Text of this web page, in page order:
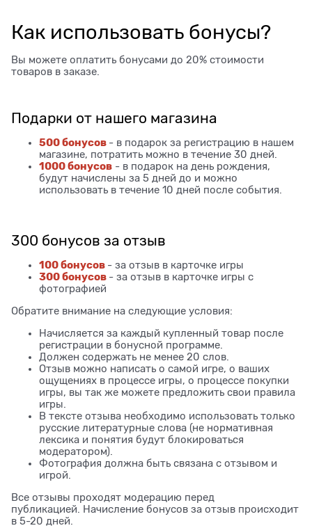
Как использовать бонусы?
Вы можете оплатить бонусами до 20% стоимости
товаров в заказе.
Подарки от нашего магазина
500 бонусов - в подарок за регистрацию в нашем
магазине, потратить можно в течение 30 дней.
1000 бонусов - в подарок на день рождения,
будут начислены за 5 дней до и можно
использовать в течение 10 дней после события.
300 бонусов за отзыв
100 бонусов - за отзыв в карточке игры
300 бонусов - за отзыв в карточке игры с
фотографией
Обратите внимание на следующие условия:
Начисляется за каждый купленный товар после
регистрации в бонусной программе.
Должен содержать не менее 20 слов.
Отзыв можно написать о самой игре, о ваших
ощущениях в процессе игры, о процессе покупки
игры, вы так же можете предложить свои правила
игры.
В тексте отзыва необходимо использовать только
русские литературные слова (не нормативная
лексика и понятия будут блокироваться
модератором).
Фотография должна быть связана с отзывом и
игрой.
Все отзывы проходят модерацию перед
публикацией. Начисление бонусов за отзыв происходит
в 5-20 дней.